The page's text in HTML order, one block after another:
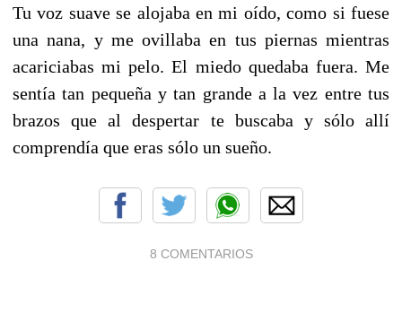
Tu voz suave se alojaba en mi oído, como si fuese
una nana, y me ovillaba en tus piernas mientras
acariciabas mi pelo. El miedo quedaba fuera. Me
sentía tan pequeña y tan grande a la vez entre tus
brazos que al despertar te buscaba y sólo allí
comprendía que eras sólo un sueño.
8 COMENTARIOS